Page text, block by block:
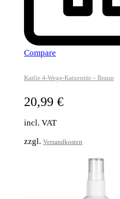
Compare
Karlie 4-Wege-Katzentür – Braun
20,99 €
incl. VAT
zzgl. Versandkosten